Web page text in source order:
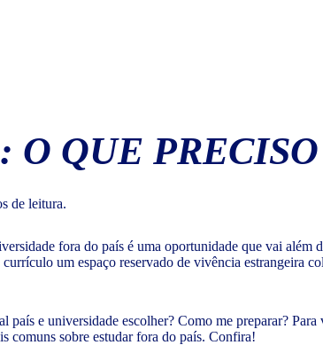
O QUE
de leitura.
fora do país é uma oportunidade que vai além
um espaço reservado de vivência estrangeira
e universidade escolher? Como me preparar? Para
comuns sobre estudar fora do país. Confira!